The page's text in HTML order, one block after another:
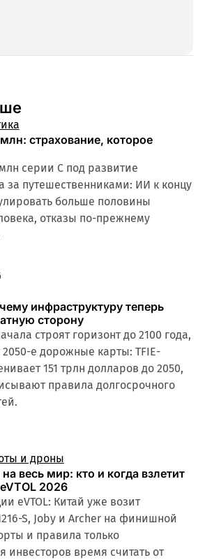
страхование, которое
серии C под развитие
за путешественниками: ИИ к концу
больше половины
отказы по-прежнему
инфраструктуру теперь
сторону
строят горизонт до 2100 года,
е дорожные карты: TFIE-
151 трлн долларов до 2050,
правила долгосрочного
и дроны
весь мир: кто и когда взлетит
2026
eVTOL: Китай уже возит
S, Joby и Archer на финишной
и правила только
инвесторов время считать от